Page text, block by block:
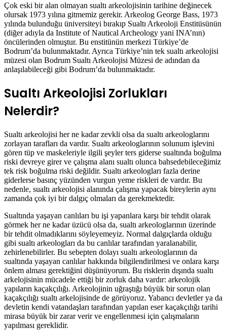
Çok eski bir alan olmayan sualtı arkeolojisinin tarihine değinecek
olursak 1973 yılına gitmemiz gerekir. Arkeolog George Bass, 1973
yılında bulunduğu üniversiteyi bırakıp Sualtı Arkeoloji Enstitüsünün
(diğer adıyla da Institute of Nautical Archeology yani INA’nın)
öncülerinden olmuştur. Bu enstitünün merkezi Türkiye’de
Bodrum’da bulunmaktadır. Ayrıca Türkiye’nin tek sualtı arkeolojisi
müzesi olan Bodrum Sualtı Arkeolojisi Müzesi de adından da
anlaşılabileceği gibi Bodrum’da bulunmaktadır.
Sualtı Arkeolojisi Zorlukları
Nelerdir?
Sualtı arkeolojisi her ne kadar zevkli olsa da sualtı arkeologlarını
zorlayan tarafları da vardır. Sualtı arkeologlarının solunum işlevini
gören tüp ve maskeleriyle ilgili şeyler ters giderse sualtında boğulma
riski devreye girer ve çalışma alanı sualtı olunca bahsedebileceğimiz
tek risk boğulma riski değildir. Sualtı arkeologları fazla derine
giderlerse basınç yüzünden vurgun yeme riskleri de vardır. Bu
nedenle, sualtı arkeolojisi alanında çalışma yapacak bireylerin aynı
zamanda çok iyi bir dalgıç olmaları da gerekmektedir.
Sualtında yaşayan canlıları bu işi yapanlara karşı bir tehdit olarak
görmek her ne kadar üzücü olsa da, sualtı arkeologlarının üzerinde
bir tehdit olmadıklarını söyleyemeyiz. Normal dalgıçlarda olduğu
gibi sualtı arkeologları da bu canlılar tarafından yaralanabilir,
zehirlenebilirler. Bu sebepten dolayı sualtı arkeologlarının da
sualtında yaşayan canlılar hakkında bilgilendirilmesi ve onlara karşı
önlem alması gerektiğini düşünüyorum. Bu risklerin dışında sualtı
arkelojisinin mücadele ettiği bir zorluk daha vardır: arkeolojik
yapıların kaçakçılığı. Arkeolojinin uğraştığı büyük bir sorun olan
kaçakçılığı sualtı arkelojisinde de görüyoruz. Yabancı devletler ya da
devletin kendi vatandaşları tarafından yapılan eser kaçakçılığı tarihi
mirasa büyük bir zarar verir ve engellenmesi için çalışmaların
yapılması gereklidir.